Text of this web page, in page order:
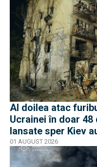
Al doilea atac
Ucrainei în doar
lansate sper Kiev
01 AUGUST 2026